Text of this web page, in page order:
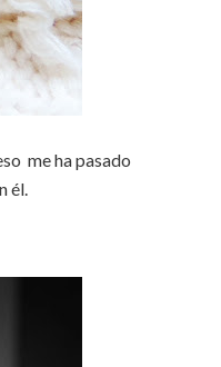
me ha pasado
él.